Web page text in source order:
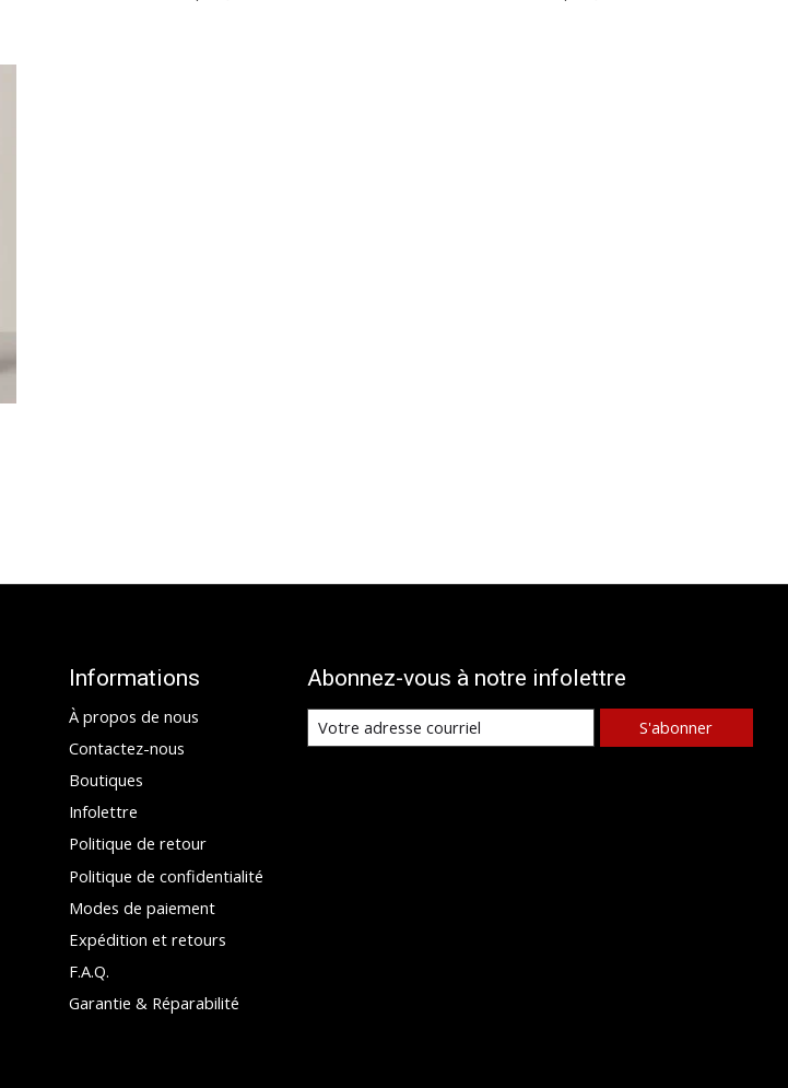
Informations
À propos de nous
Contactez-nous
Boutiques
Infolettre
Politique de retour
Politique de confidentialité
Modes de paiement
Expédition et retours
F.A.Q.
Garantie & Réparabilité
Abonnez-vous à notre infolettre
S'abonner